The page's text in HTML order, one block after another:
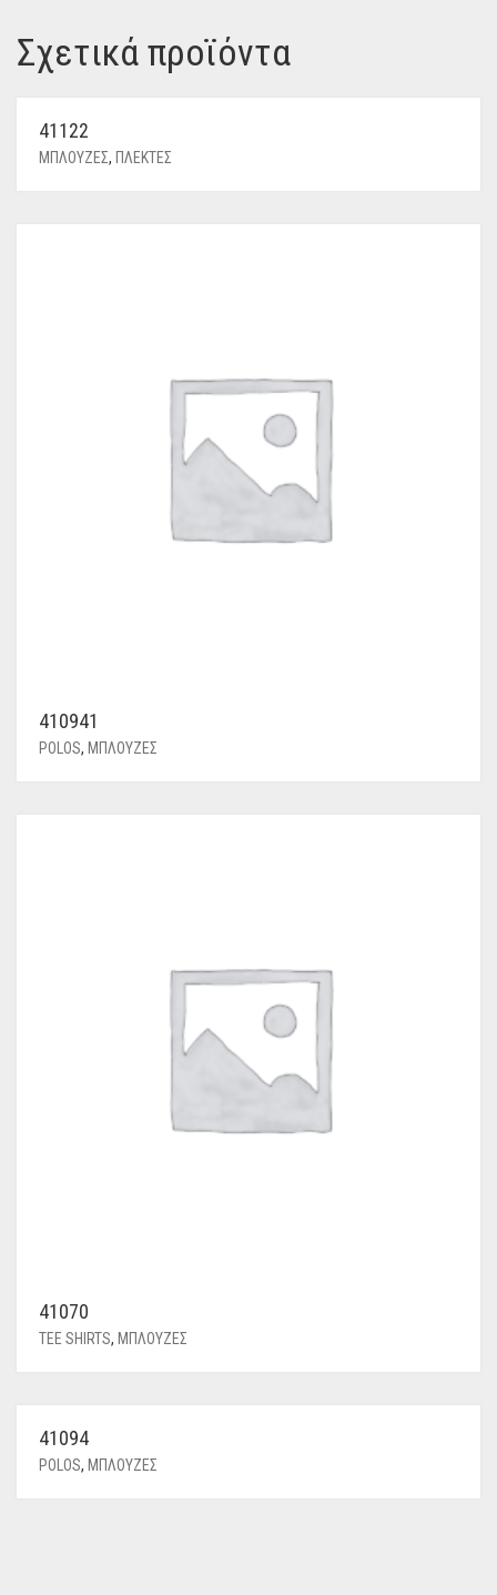
Σχετικά προϊόντα
41122
ΜΠΛΟΥΖΕΣ, ΠΛΕΚΤΕΣ
410941
POLOS, ΜΠΛΟΥΖΕΣ
41070
TEE SHIRTS, ΜΠΛΟΥΖΕΣ
41094
POLOS, ΜΠΛΟΥΖΕΣ